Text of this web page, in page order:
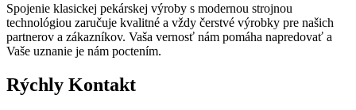
Spojenie klasickej pekárskej výroby s modernou strojnou
technológiou zaručuje kvalitné a vždy čerstvé výrobky pre našich
partnerov a zákazníkov. Vaša vernosť nám pomáha napredovať a
Vaše uznanie je nám poctením.
Rýchly Kontakt